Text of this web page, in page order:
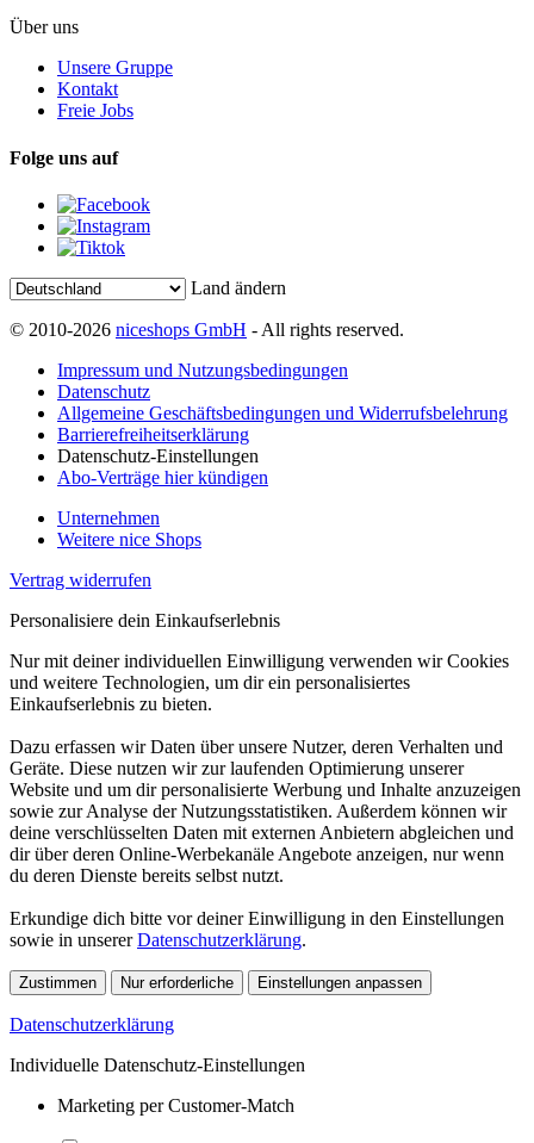
Über uns
Unsere Gruppe
Kontakt
Freie Jobs
Folge uns auf
Land ändern
© 2010-2026 niceshops GmbH - All rights reserved.
Impressum und Nutzungsbedingungen
Datenschutz
Allgemeine Geschäftsbedingungen und Widerrufsbelehrung
Barrierefreiheitserklärung
Datenschutz-Einstellungen
Abo-Verträge hier kündigen
Unternehmen
Weitere nice Shops
Vertrag widerrufen
Personalisiere dein Einkaufserlebnis
Nur mit deiner individuellen Einwilligung verwenden wir Cookies
und weitere Technologien, um dir ein personalisiertes
Einkaufserlebnis zu bieten.
Dazu erfassen wir Daten über unsere Nutzer, deren Verhalten und
Geräte. Diese nutzen wir zur laufenden Optimierung unserer
Website und um dir personalisierte Werbung und Inhalte anzuzeigen
sowie zur Analyse der Nutzungsstatistiken. Außerdem können wir
deine verschlüsselten Daten mit externen Anbietern abgleichen und
dir über deren Online-Werbekanäle Angebote anzeigen, nur wenn
du deren Dienste bereits selbst nutzt.
Erkundige dich bitte vor deiner Einwilligung in den Einstellungen
sowie in unsererDatenschutzerklärung.
Zustimmen Nur erforderliche Einstellungen anpassen
Datenschutzerklärung
Individuelle Datenschutz-Einstellungen
Marketing per Customer-Match